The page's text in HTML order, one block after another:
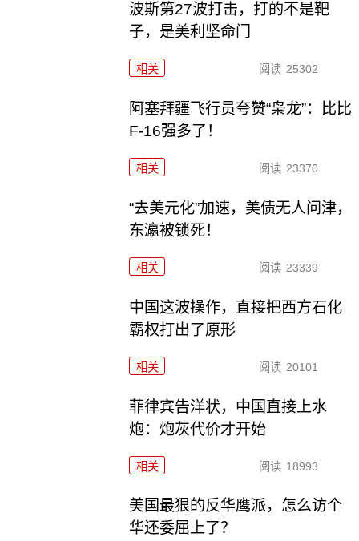
波斯第27波打击，打的不是靶
子，是美利坚命门
相关 阅读 25302
阿塞拜疆飞行员夸赞“枭龙”：比比
F-16强多了！
相关 阅读 23370
“去美元化”加速，美债无人问津，
东瀛被锁死！
相关 阅读 23339
中国这波操作，直接把西方石化
霸权打出了原形
相关 阅读 20101
菲律宾告洋状，中国直接上水
炮：炮灰代价才开始
相关 阅读 18993
美国最狠的反华鹰派，怎么访个
华还委屈上了？